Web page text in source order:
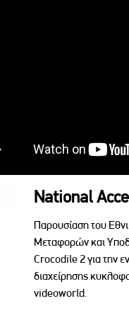
National
Παρουσίαση του
Μεταφορών και
Crocodile 2 για την
διαχείρησης
videoworld.